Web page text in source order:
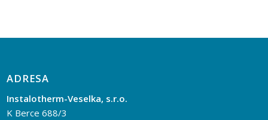
ADRESA
Instalotherm-Veselka, s.r.o.
K Berce 688/3